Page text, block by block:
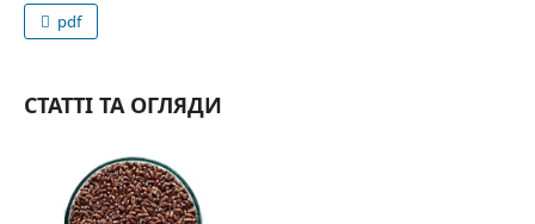
pdf
СТАТТІ ТА ОГЛЯДИ